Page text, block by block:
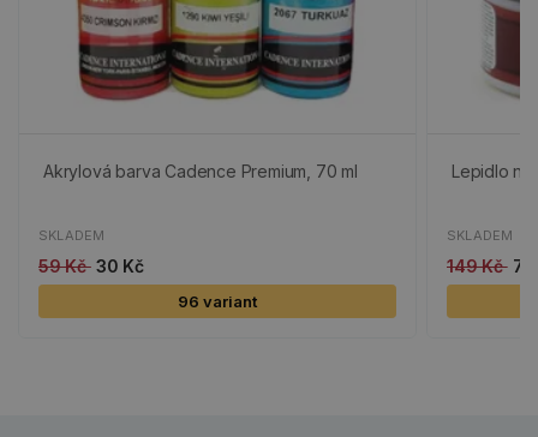
Akrylová barva Cadence Premium, 70 ml
SKLADEM
59 Kč 30 Kč
96 variant
Lepidlo
SKLADEM
149 Kč 75